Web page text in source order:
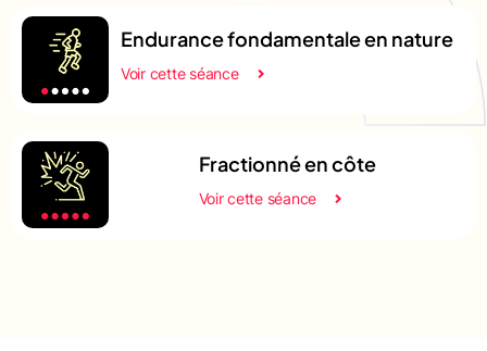
Endurance fondamentale en nature
Voir cette séance
Fractionné en côte
Voir cette séance